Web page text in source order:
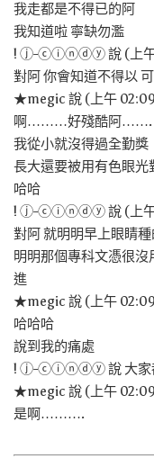
我走都是不得已的阿
我知道啦 寧缺勿濫
! ⓙ-ⓒⓘⓝⓓⓨ 說 (上午
對阿 你會知道不得以
★megic 說 (上午
啊………好殘酷阿…….
我從小就沒得過全勤獎
長大還要被用有色眼光
哈哈
! ⓙ-ⓒⓘⓝⓓⓨ 說 (上午
對阿 就明明早上眼睛
明明那個專科文憑很
進
★megic 說 (上午
哈哈哈
說到我的痛處
! ⓙ-ⓒⓘⓝⓓⓨ 說 大家
★megic 說 (上午
是啊……….